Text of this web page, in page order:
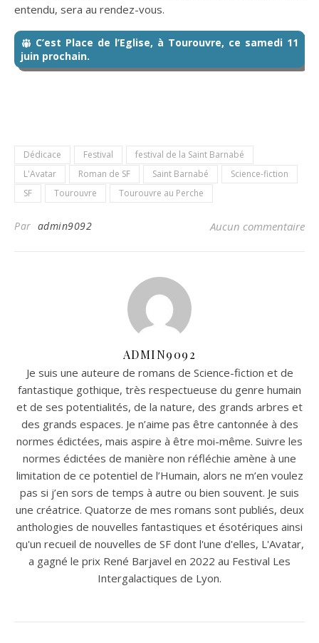
entendu, sera au rendez-vous.
C’est Place de l’Eglise, à Tourouvre, ce samedi 11
juin prochain.
Dédicace Festival
festival de la Saint Barnabé
L'Avatar
Roman de SF Saint Barnabé
Science-fiction
SF
Tourouvre Tourouvre au Perche
Par admin9092 Aucun commentaire
ADMIN9092
Je suis une auteure de romans de Science-fiction et de
fantastique gothique, très respectueuse du genre humain
et de ses potentialités, de la nature, des grands arbres et
des grands espaces. Je n’aime pas être cantonnée à des
normes édictées, mais aspire à être moi-même. Suivre les
normes édictées de manière non réfléchie amène à une
limitation de ce potentiel de l’Humain, alors ne m’en voulez
pas si j’en sors de temps à autre ou bien souvent. Je suis
une créatrice. Quatorze de mes romans sont publiés, deux
anthologies de nouvelles fantastiques et ésotériques ainsi
qu'un recueil de nouvelles de SF dont l'une d'elles, L'Avatar,
a gagné le prix René Barjavel en 2022 au Festival Les
Intergalactiques de Lyon.